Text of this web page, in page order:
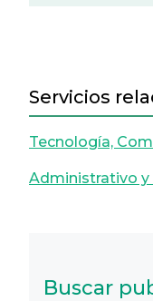
Servicios
Tecnología,
Administrativo
Buscar